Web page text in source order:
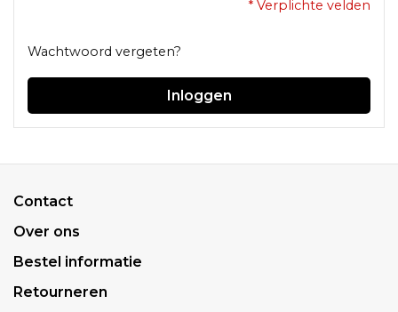
* Verplichte velden
Wachtwoord vergeten?
Inloggen
Contact
Over ons
Bestel informatie
Retourneren